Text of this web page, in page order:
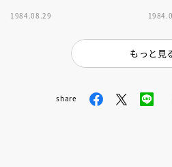
1984.08.29
もっと見
share